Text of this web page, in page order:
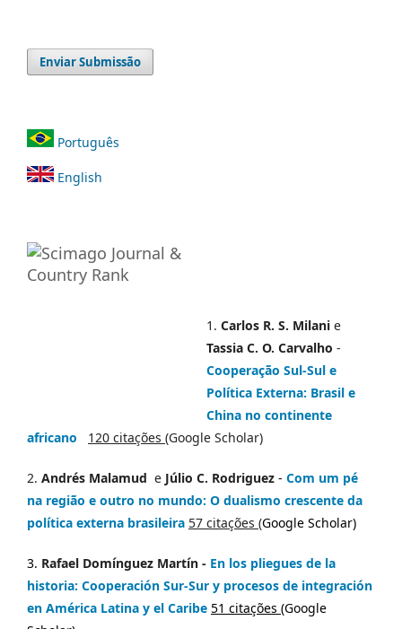
Enviar Submissão
Português
English
1. Carlos R. S. Milani e
Tassia C. O. Carvalho -
Cooperação Sul-Sul e
Política Externa: Brasil e
China no continente
africano 120 citações (Google Scholar)
2. Andrés Malamud e Júlio C. Rodriguez - Com um pé
na região e outro no mundo: O dualismo crescente da
política externa brasileira 57 citações (Google Scholar)
3. Rafael Domínguez Martín - En los pliegues de la
historia: Cooperación Sur-Sur y procesos de integración
en América Latina y el Caribe 51 citações (Google